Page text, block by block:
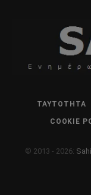
ΤΑΥΤΌΤΗΤΑ
COOKIE
© 2013 - 2026: